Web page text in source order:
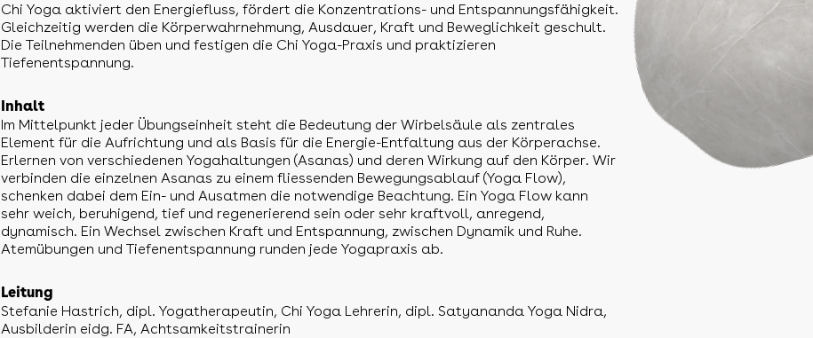
Chi Yoga aktiviert den Energiefluss, fördert die Konzentrations- und Entspannungsfähigkeit.
Gleichzeitig werden die Körperwahrnehmung, Ausdauer, Kraft und Beweglichkeit geschult.
Die Teilnehmenden üben und festigen die Chi Yoga-Praxis und praktizieren
Tiefenentspannung.
Inhalt
Im Mittelpunkt jeder Übungseinheit steht die Bedeutung der Wirbelsäule als zentrales
Element für die Aufrichtung und als Basis für die Energie-Entfaltung aus der Körperachse.
Erlernen von verschiedenen Yogahaltungen (Asanas) und deren Wirkung auf den Körper. Wir
verbinden die einzelnen Asanas zu einem fliessenden Bewegungsablauf (Yoga Flow),
schenken dabei dem Ein- und Ausatmen die notwendige Beachtung. Ein Yoga Flow kann
sehr weich, beruhigend, tief und regenerierend sein oder sehr kraftvoll, anregend,
dynamisch. Ein Wechsel zwischen Kraft und Entspannung, zwischen Dynamik und Ruhe.
Atemübungen und Tiefenentspannung runden jede Yogapraxis ab.
Leitung
Stefanie Hastrich, dipl. Yogatherapeutin, Chi Yoga Lehrerin, dipl. Satyananda Yoga Nidra,
Ausbilderin eidg. FA, Achtsamkeitstrainerin